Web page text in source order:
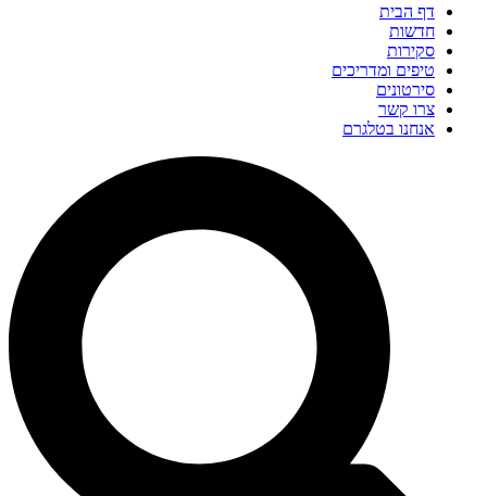
דף הבית
חדשות
סקירות
טיפים ומדריכים
סירטונים
צרו קשר
אנחנו בטלגרם